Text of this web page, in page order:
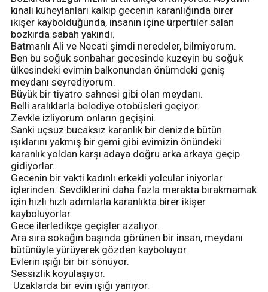
kınalı küheylanları kalkıp gecenin karanlığında birer
ikişer kaybolduğunda, insanın içine ürpertiler salan
bozkırda sabah yakındı.
Batmanlı Ali ve Necati şimdi neredeler, bilmiyorum.
Ben bu soğuk sonbahar gecesinde kuzeyin bu soğuk
ülkesindeki evimin balkonundan önümdeki geniş
meydanı seyrediyorum.
Büyük bir tiyatro sahnesi gibi olan meydanı.
Belli aralıklarla belediye otobüsleri geçiyor.
Zevkle izliyorum onların geçişini.
Sanki uçsuz bucaksız karanlık bir denizde bütün
ışıklarını yakmış bir gemi gibi evimizin önündeki
karanlık yoldan karşı adaya doğru arka arkaya geçip
gidiyorlar.
Gecenin bir vakti kadınlı erkekli yolcular iniyorlar
içlerinden. Sevdiklerini daha fazla merakta bırakmamak
için hızlı hızlı adımlarla karanlıkta birer ikişer
kayboluyorlar.
Gece ilerledikçe geçişler azalıyor.
Ara sıra sokağın başında görünen bir insan, meydanı
bütünüyle yürüyerek gözden kayboluyor.
Evlerin ışığı bir bir sönüyor.
Sessizlik koyulaşıyor.
Uzaklarda bir evin ışığı yanıyor.